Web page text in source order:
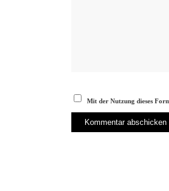
Mit der Nutzung dieses